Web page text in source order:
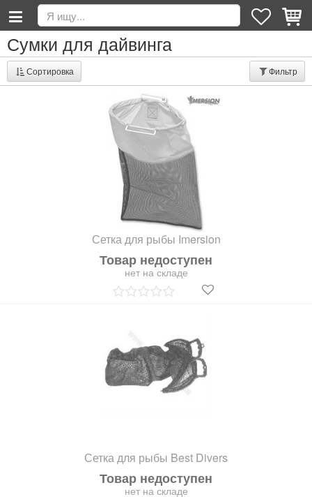
Сумки для дайвинга
Сортировка Фильтр
Сетка для рыбы Imersion
Товар недоступен
нет на складе
Сетка для рыбы Best Divers
Товар недоступен
нет на складе